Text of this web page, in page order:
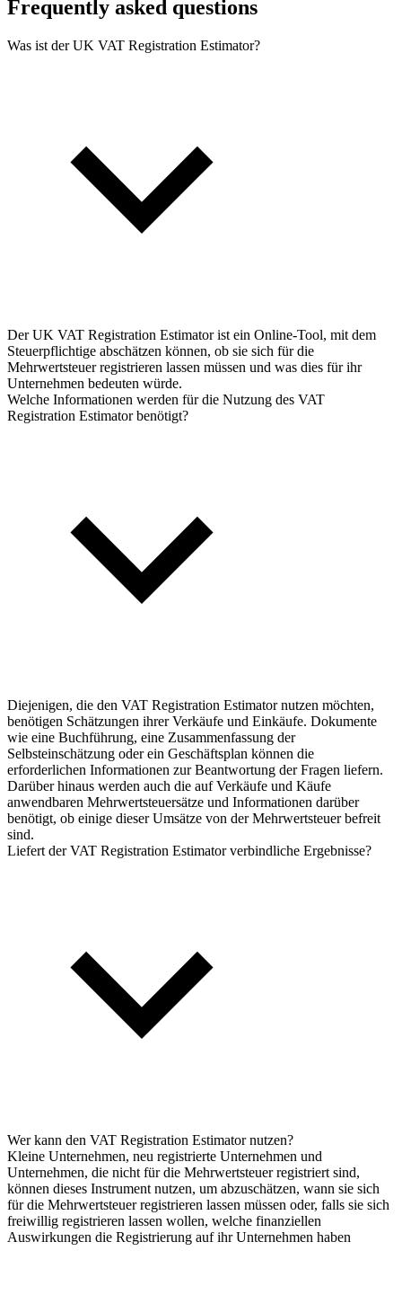
Frequently asked questions
Was ist der UK VAT Registration Estimator?
Der UK VAT Registration Estimator ist ein Online-Tool, mit dem
Steuerpflichtige abschätzen können, ob sie sich für die
Mehrwertsteuer registrieren lassen müssen und was dies für ihr
Unternehmen bedeuten würde.
Welche Informationen werden für die Nutzung des VAT
Registration Estimator benötigt?
Diejenigen, die den VAT Registration Estimator nutzen möchten,
benötigen Schätzungen ihrer Verkäufe und Einkäufe. Dokumente
wie eine Buchführung, eine Zusammenfassung der
Selbsteinschätzung oder ein Geschäftsplan können die
erforderlichen Informationen zur Beantwortung der Fragen liefern.
Darüber hinaus werden auch die auf Verkäufe und Käufe
anwendbaren Mehrwertsteuersätze und Informationen darüber
benötigt, ob einige dieser Umsätze von der Mehrwertsteuer befreit
sind.
Liefert der VAT Registration Estimator verbindliche Ergebnisse?
Wer kann den VAT Registration Estimator nutzen?
Kleine Unternehmen, neu registrierte Unternehmen und
Unternehmen, die nicht für die Mehrwertsteuer registriert sind,
können dieses Instrument nutzen, um abzuschätzen, wann sie sich
für die Mehrwertsteuer registrieren lassen müssen oder, falls sie sich
freiwillig registrieren lassen wollen, welche finanziellen
Auswirkungen die Registrierung auf ihr Unternehmen haben